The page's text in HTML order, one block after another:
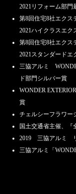
2021リフォーム部門
第8回住宅8社エクス
2021ハイクラスエク
第8回住宅8社エクス
2021スタンダードエ
三協アルミ
ド部門シルバー賞
WONDER
賞
チェルシーフラワー
国土交通省主催、『
2019 三協アルミ
三協アルミ「